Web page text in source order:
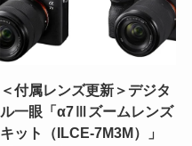
＜付属レンズ更新＞デジタ
ル一眼「α7Ⅲズームレンズ
キット（ILCE-7M3M）」